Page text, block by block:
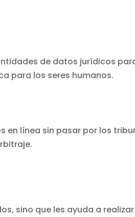
de datos jurídicos
para los seres humanos.
en línea sin pasar por los
sino que les ayuda a